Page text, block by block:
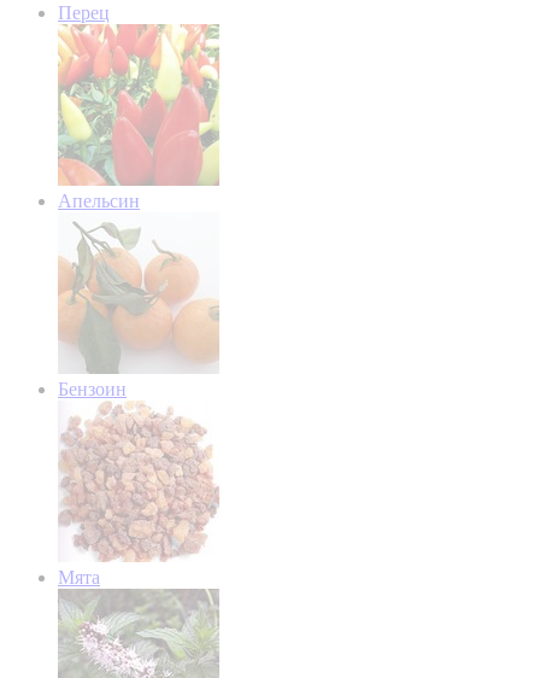
Перец
Апельсин
Бензоин
Мята